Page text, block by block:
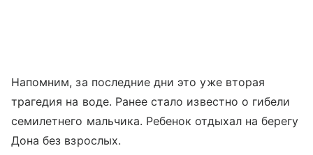
Напомним, за последние дни это уже вторая
трагедия на воде. Ранее стало известно о гибели
семилетнего мальчика. Ребенок отдыхал на берегу
Дона без взрослых.